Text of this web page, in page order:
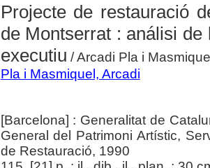
Projecte de restauració
de Montserrat : análisi
executiu / Arcadi Pla i
Pla i Masmiquel, Arcadi
[Barcelona] : Generalitat de
General del Patrimoni Artístic,
de Restauració, 1990